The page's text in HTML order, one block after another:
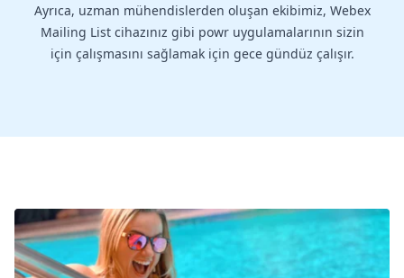
Ayrıca, uzman mühendislerden oluşan ekibimiz, Webex
Mailing List cihazınız gibi powr uygulamalarının sizin
için çalışmasını sağlamak için gece gündüz çalışır.